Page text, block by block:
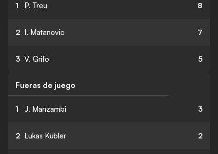
1 P. Treu 8
2 I. Matanovic 7
3 V. Grifo 5
Fueras de juego
1 J. Manzambi 3
2 Lukas Kübler 2